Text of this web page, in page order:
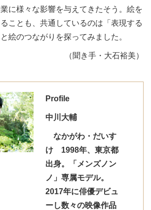
に様々な影響を与えてきたそう。絵を
ことも、共通しているのは「表現する
絵のつながりを探ってみました。
（聞き手・大石裕美）
Profile
中川大輔
なかがわ・だいす
け 1998年、東京都
出身。「メンズノン
ノ」専属モデル。
2017年に俳優デビュ
ーし数々の映像作品